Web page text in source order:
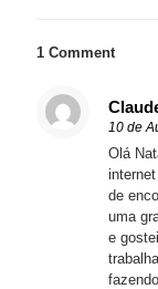
1 Comment
10 de
Olá
de
uma
e